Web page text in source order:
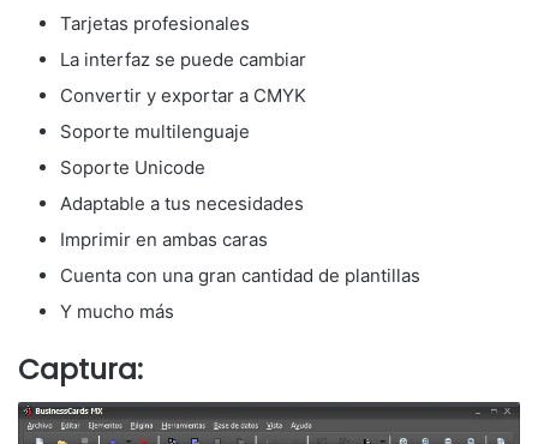
Tarjetas profesionales
La interfaz se puede cambiar
Convertir y exportar a CMYK
Soporte multilenguaje
Soporte Unicode
Adaptable a tus necesidades
Imprimir en ambas caras
Cuenta con una gran cantidad de plantillas
Y mucho más
Captura: